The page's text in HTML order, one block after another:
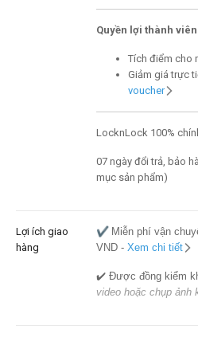
Quyền lợi thành
Tích điểm cho
Giảm giá trực
voucher
LocknLock 100%
07 ngày đổi trả, bảo
mục sản phẩm)
Lợi ích giao
hàng
✔️ Miễn phí vận
VND - Xem chi tiết
✔️ Được đồng kiểm
video hoặc chụp ảnh